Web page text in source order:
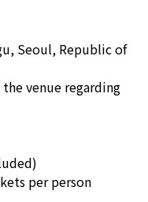
Seoul, Republic of
venue regarding
per person